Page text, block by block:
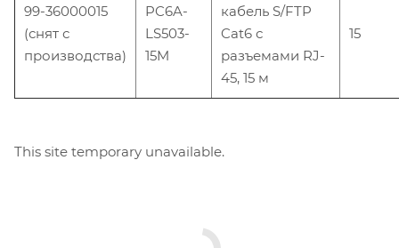
99-36000015
(снят с
производства)
PC6A-
LS503-
15M
кабель S/FTP
Cat6 с
разъемами RJ-
45, 15 м
15
This site temporary unavailable.